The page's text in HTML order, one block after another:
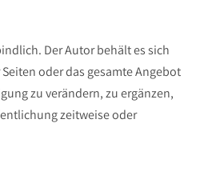
Der Autor behält es sich
oder das gesamte Angebot
zu verändern, zu ergänzen,
zeitweise oder